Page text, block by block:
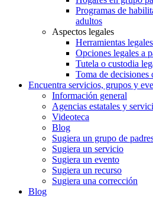
Programas de
adultos
Aspectos legales
Herramientas legales
Opciones legales a
Tutela o custodia
Toma de
Encuentra servicios, grupos y
Información general
Agencias estatales y
Videoteca
Blog
Sugiera un grupo de
Sugiera un servicio
Sugiera un evento
Sugiera un recurso
Sugiera una corrección
Blog